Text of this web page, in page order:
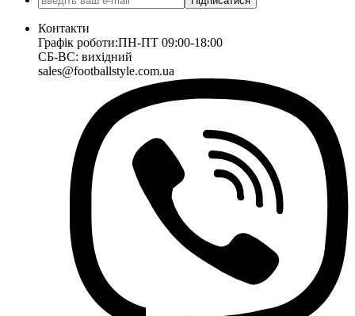
Контакти
Графік роботи:ПН-ПТ 09:00-18:00
СБ-ВС: вихідний
sales@footballstyle.com.ua